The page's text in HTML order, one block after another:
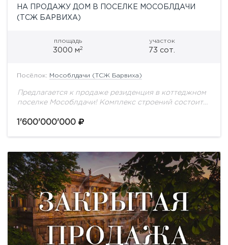
НА ПРОДАЖУ ДОМ В ПОСЕЛКЕ МОСОБЛДАЧИ
(ТСЖ БАРВИХА)
площадь
3000 м2
участок
73 сот.
Посёлок: Мособлдачи (ТСЖ Барвиха)
Предлагается к продаже резиденция в коттеджном
поселке Мособлдачи! Комплекс строений состоит
на участке с вековыми соснами - 73 сотки....
1'600'000'000